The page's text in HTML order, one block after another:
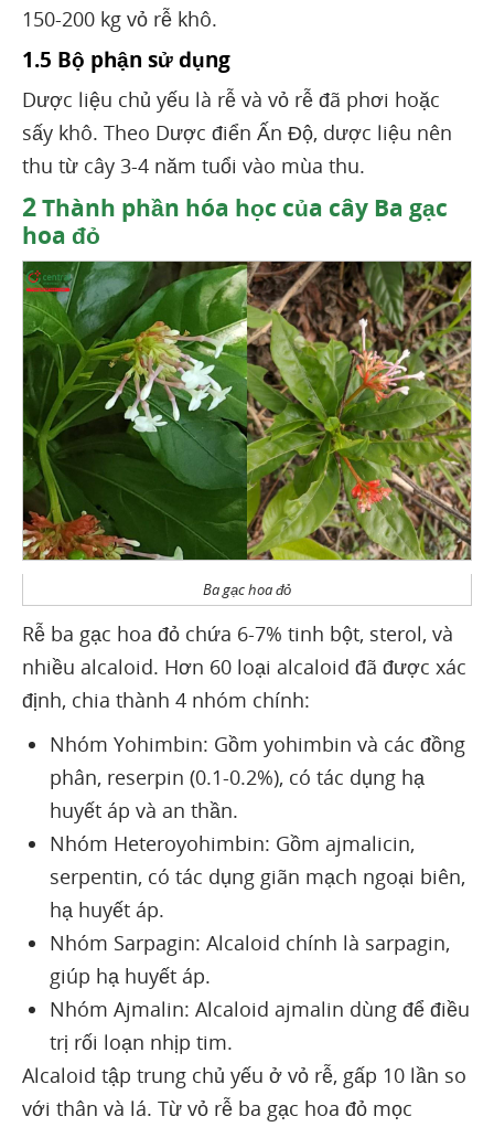
150-200 kg vỏ rễ khô.
1.5 Bộ phận sử dụng
Dược liệu chủ yếu là rễ và vỏ rễ đã phơi hoặc
sấy khô. Theo Dược điển Ấn Độ, dược liệu nên
thu từ cây 3-4 năm tuổi vào mùa thu.
2Thành phần hóa học của cây Ba gạc
hoa đỏ
Ba gạc hoa đỏ
Rễ ba gạc hoa đỏ chứa 6-7% tinh bột, sterol, và
nhiều alcaloid. Hơn 60 loại alcaloid đã được xác
định, chia thành 4 nhóm chính:
Nhóm Yohimbin: Gồm yohimbin và các đồng
phân, reserpin (0.1-0.2%), có tác dụng hạ
huyết áp và an thần.
Nhóm Heteroyohimbin: Gồm ajmalicin,
serpentin, có tác dụng giãn mạch ngoại biên,
hạ huyết áp.
Nhóm Sarpagin: Alcaloid chính là sarpagin,
giúp hạ huyết áp.
Nhóm Ajmalin: Alcaloid ajmalin dùng để điều
trị rối loạn nhịp tim.
Alcaloid tập trung chủ yếu ở vỏ rễ, gấp 10 lần so
với thân và lá. Từ vỏ rễ ba gạc hoa đỏ mọc